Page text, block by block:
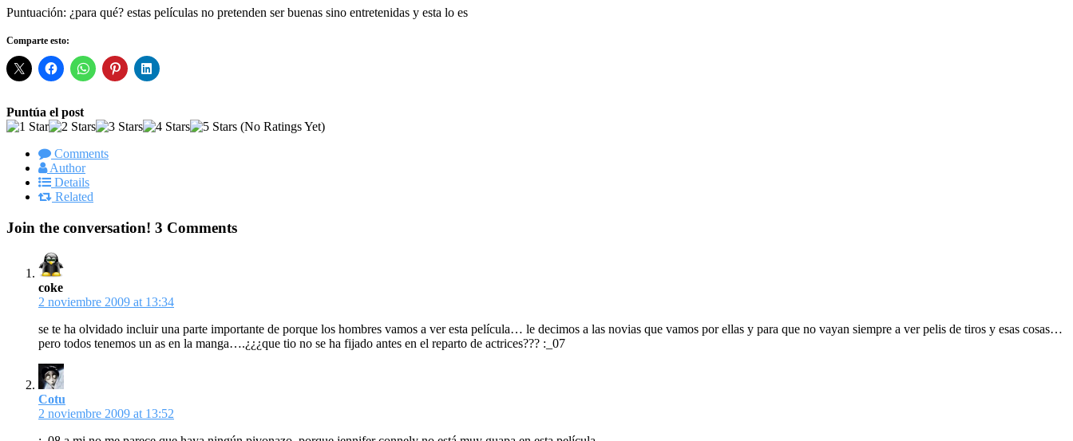
Puntuación: ¿para qué? estas películas no pretenden ser buenas sino entretenidas y esta lo es
Comparte esto:
Puntúa el post
(No Ratings Yet)
Comments
Author
Details
Related
Join the conversation! 3 Comments
coke
2 noviembre 2009 at 13:34
se te ha olvidado incluir una parte importante de porque los hombres vamos a ver esta película… le decimos a las novias que vamos por ellas y para que no vayan siempre a ver pelis de tiros y esas cosas…
pero todos tenemos un as en la manga….¿¿¿que tio no se ha fijado antes en el reparto de actrices??? :_07
Cotu
2 noviembre 2009 at 13:52